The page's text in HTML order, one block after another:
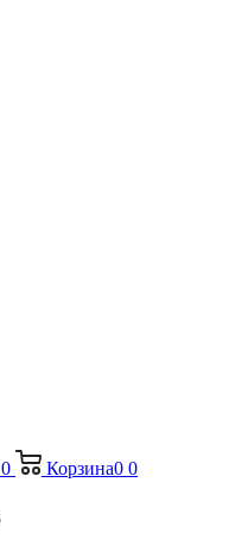
0 Корзина0 0